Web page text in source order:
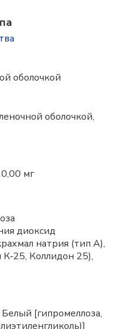
оболочкой
оболочкой,
мг
диоксид
натрия (тип А),
Коллидон 25),
[гипромеллоза,